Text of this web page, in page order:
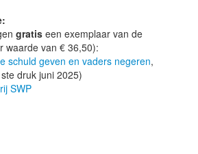
gratis een exemplaar van de
waarde van € 36,50):
schuld geven en vaders negeren,
druk juni 2025)
SWP